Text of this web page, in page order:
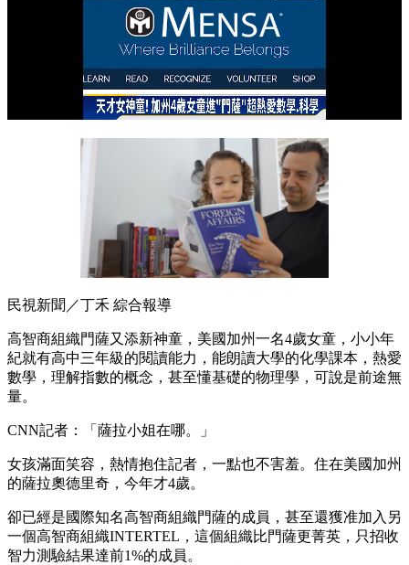
民視新聞／丁禾 綜合報導
高智商組織門薩又添新神童，美國加州一名4歲女童，小小年
紀就有高中三年級的閱讀能力，能朗讀大學的化學課本，熱愛
數學，理解指數的概念，甚至懂基礎的物理學，可說是前途無
量。
CNN記者：「薩拉小姐在哪。」
女孩滿面笑容，熱情抱住記者，一點也不害羞。住在美國加州
的薩拉奧德里奇，今年才4歲。
卻已經是國際知名高智商組織門薩的成員，甚至還獲准加入另
一個高智商組織INTERTEL，這個組織比門薩更菁英，只招收
智力測驗結果達前1%的成員。